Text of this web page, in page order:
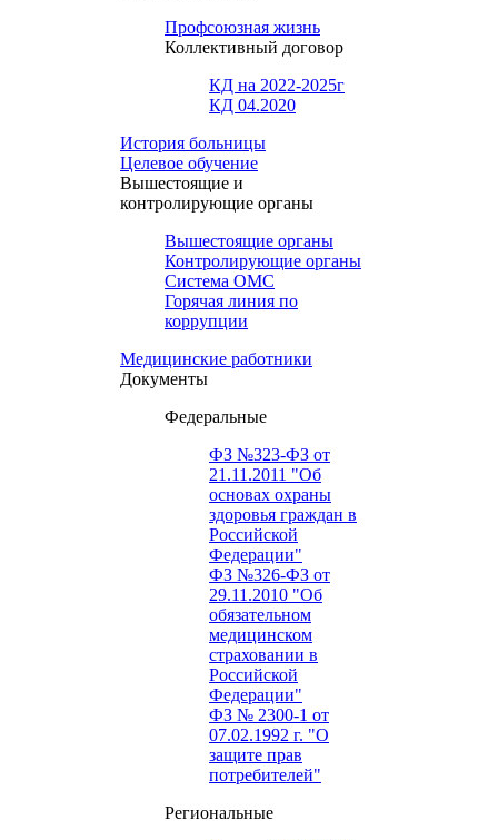
Профсоюзная жизнь
Коллективный договор
КД на 2022-2025г
КД 04.2020
История больницы
Целевое обучение
Вышестоящие и
контролирующие органы
Вышестоящие органы
Контролирующие органы
Система ОМС
Горячая линия по
коррупции
Медицинские работники
Документы
Федеральные
ФЗ №323-ФЗ от
21.11.2011 "Об
основах охраны
здоровья граждан в
Российской
Федерации"
ФЗ №326-ФЗ от
29.11.2010 "Об
обязательном
медицинском
страховании в
Российской
Федерации"
ФЗ № 2300-1 от
07.02.1992 г. "О
защите прав
потребителей"
Региональные